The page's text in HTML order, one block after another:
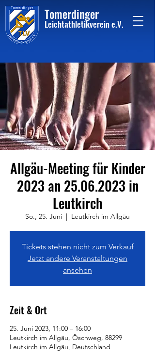
Tomerdinger
Leichtathletikvereine.V.
Allgäu-Meeting für Kinder
2023 an 25.06.2023 in
Leutkirch
So., 25. Juni
  |
Leutkirch im Allgäu
Tickets stehen nicht zum Verkauf
Jetzt andere Veranstaltungen
ansehen
Zeit & Ort
25. Juni 2023, 11:00 – 16:00
Leutkirch im Allgäu, Öschweg, 88299
Leutkirch im Allgäu, Deutschland